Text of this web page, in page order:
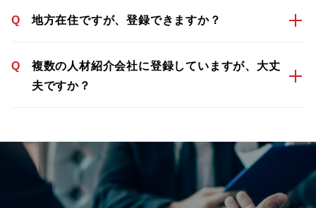
Q 地方在住ですが、登録できますか？
Q
複数の人材紹介会社に登録していますが、大丈
夫ですか？